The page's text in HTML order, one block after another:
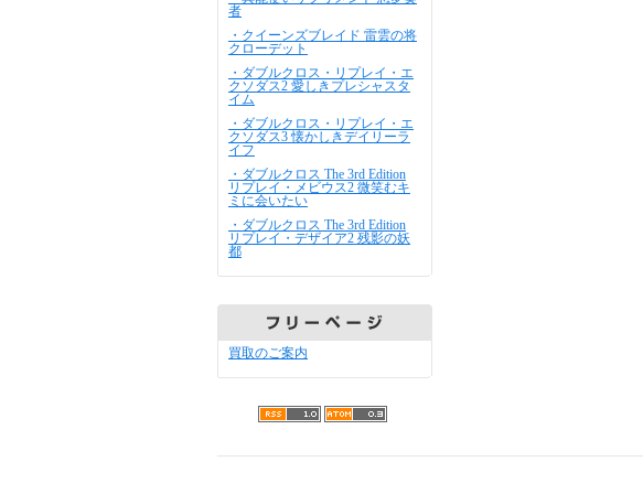
者
・クイーンズブレイド 雷雲の将
クローデット
・ダブルクロス・リプレイ・エ
クソダス2 愛しきプレシャスタ
イム
・ダブルクロス・リプレイ・エ
クソダス3 懐かしきデイリーラ
イフ
・ダブルクロス The 3rd Edition
リプレイ・メビウス2 微笑むキ
ミに会いたい
・ダブルクロス The 3rd Edition
リプレイ・デザイア2 残影の妖
都
買取のご案内